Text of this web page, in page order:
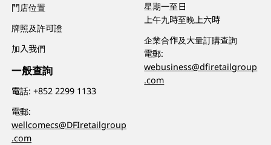
門店位置
牌照及許可證
加入我們
一般查詢
電話:+852 2299 1133
電郵:
wellcomecs@DFIretailgroup
.com
星期一至日
上午九時至晚上六時
企業合作及大量訂購查詢
電郵:
webusiness@dfiretailgroup
.com